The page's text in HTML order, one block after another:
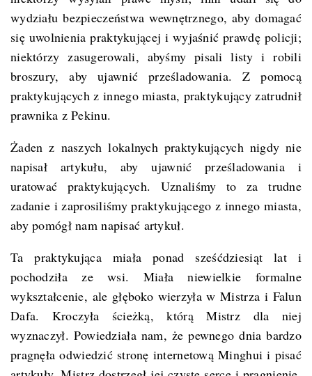
wydziału bezpieczeństwa wewnętrznego, aby domagać
się uwolnienia praktykującej i wyjaśnić prawdę policji;
niektórzy zasugerowali, abyśmy pisali listy i robili
broszury, aby ujawnić prześladowania. Z pomocą
praktykujących z innego miasta, praktykujący zatrudnił
prawnika z Pekinu.
Żaden z naszych lokalnych praktykujących nigdy nie
napisał artykułu, aby ujawnić prześladowania i
uratować praktykujących. Uznaliśmy to za trudne
zadanie i zaprosiliśmy praktykującego z innego miasta,
aby pomógł nam napisać artykuł.
Ta praktykująca miała ponad sześćdziesiąt lat i
pochodziła ze wsi. Miała niewielkie formalne
wykształcenie, ale głęboko wierzyła w Mistrza i Falun
Dafa. Kroczyła ścieżką, którą Mistrz dla niej
wyznaczył. Powiedziała nam, że pewnego dnia bardzo
pragnęła odwiedzić stronę internetową Minghui i pisać